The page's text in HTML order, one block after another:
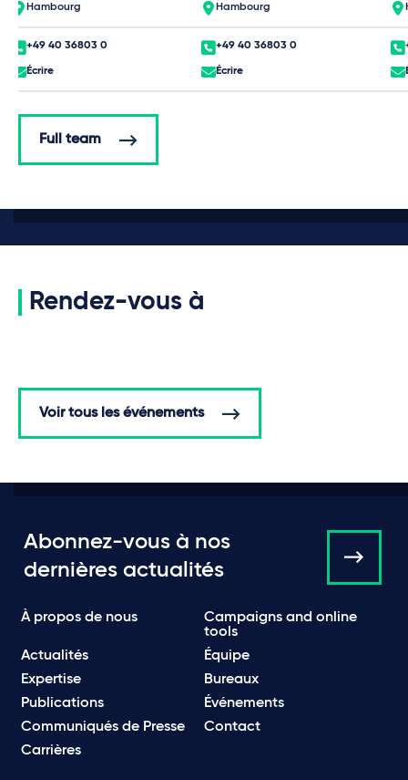
Hambourg
+49 40 36803 0
Écrire
Hambourg
+49 40 36803 0
Écrire
Full team
Rendez-vous à
Voir tous les événements
Abonnez-vous à nos
dernières actualités
À propos de nous
Campaigns and online
tools
Actualités
Équipe
Expertise
Bureaux
Publications
Événements
Communiqués de Presse
Contact
Carrières